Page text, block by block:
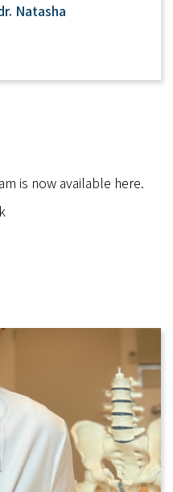
Natasha
is now available here.